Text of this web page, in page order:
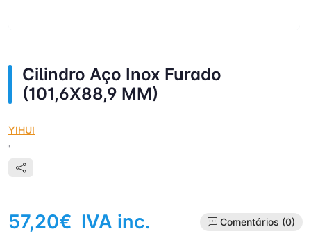
Cilindro Aço Inox Furado
(101,6X88,9 MM)
YIHUI
"
57,20€ IVA inc. Comentários (0)